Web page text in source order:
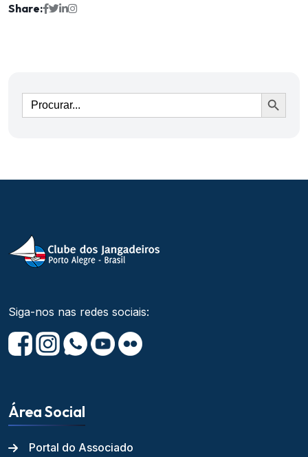
Share:
Ir
Siga-nos nas redes sociais:
Área Social
Portal do Associado